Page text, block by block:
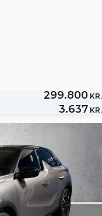
299.800 KR.
3.637 KR.